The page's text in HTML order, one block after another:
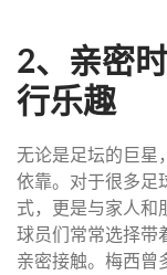
2、亲密
行乐趣
无论是足坛的巨星
依靠。对于很多足
式，更是与家人和
球员们常常选择带
亲密接触。梅西曾